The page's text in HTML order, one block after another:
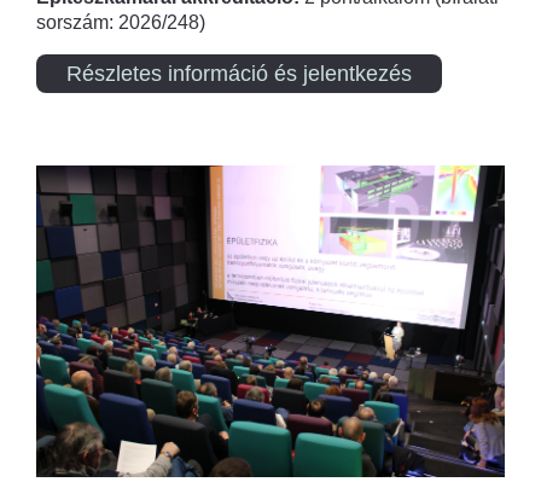
sorszám: 2026/248)
Részletes információ és jelentkezés